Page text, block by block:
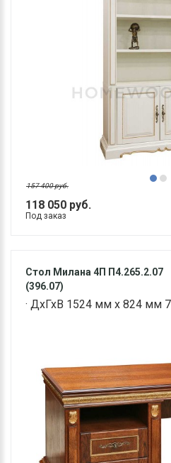
118 050 руб.
157 400 руб.
Под заказ
Стол Милана 4П П4.265.2.07
(396.07)
· ДхГхВ 1524 мм х 824 мм